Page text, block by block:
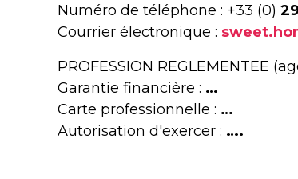
Numéro de téléphone : +33 (0)
Courrier électronique :
PROFESSION REGLEMENTEE
Garantie financière : …
Carte professionnelle : …
Autorisation d'exercer : ….